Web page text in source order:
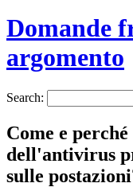
Domande
argomento
Search:
Come e
dell'antivirus
sulle